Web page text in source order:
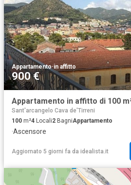
Appartamento·in affitto
900 €
Sant'arcangelo Cava de'Tirreni
100 m²4 Locali2 BagniAppartamento
·Ascensore
Aggiornato 5 giorni fa da idealista.it